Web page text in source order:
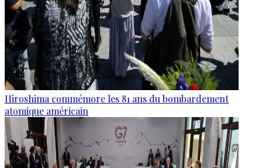
Hiroshima commémore les 81 ans du bombardement
atomique américain